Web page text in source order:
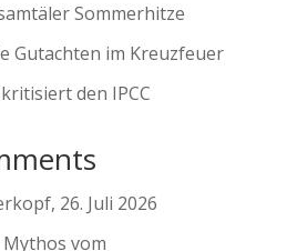
Sommerhitze
Gutachten im Kreuzfeuer
den IPCC
26. Juli 2026
vom